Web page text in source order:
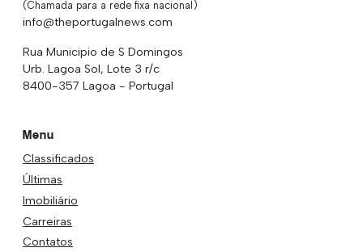
(Chamada para a rede fixa nacional)
info@theportugalnews.com
Rua Municipio de S Domingos
Urb. Lagoa Sol, Lote 3 r/c
8400-357 Lagoa - Portugal
Menu
Classificados
Últimas
Imobiliário
Carreiras
Contatos